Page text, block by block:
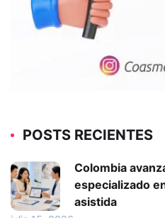
POSTS RECIENTES
Colombia
especializado
asistida